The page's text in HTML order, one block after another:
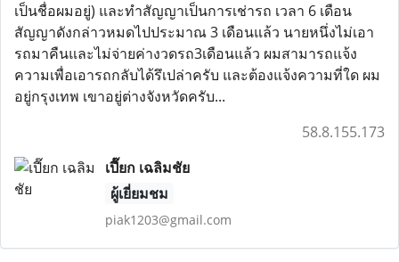
เป็นชื่อผมอยู่) และทำสัญญาเป็นการเช่ารถ เวลา 6 เดือน
สัญญาดังกล่าวหมดไปประมาณ 3 เดือนแล้ว นายหนึ่งไม่เอา
รถมาคืนและไม่จ่ายค่างวดรถ3เดือนแล้ว ผมสามารถแจ้ง
ความเพื่อเอารถกลับได้รึเปล่าครับ และต้องแจ้งความที่ใด ผม
อยู่กรุงเทพ เขาอยู่ต่างจังหวัดครับ...
58.8.155.173
เปี๊ยก เฉลิมชัย
ผู้เยี่ยมชม
piak1203@gmail.com